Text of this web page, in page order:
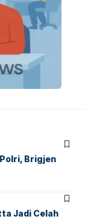
Brigjen
Jadi Celah